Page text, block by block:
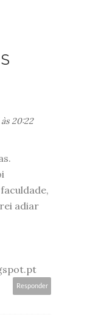
20:22
adiar
Responder